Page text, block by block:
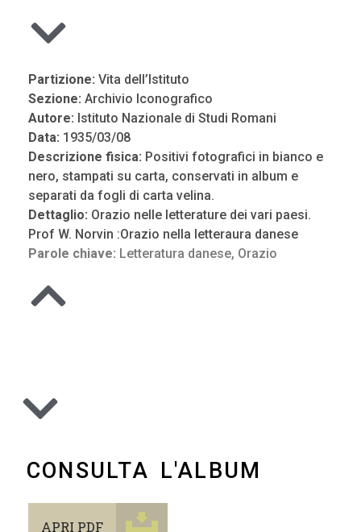
Partizione: Vita dell’Istituto
Sezione: Archivio Iconografico
Autore: Istituto Nazionale di Studi Romani
Data: 1935/03/08
Descrizione fisica: Positivi fotografici in bianco e
nero, stampati su carta, conservati in album e
separati da fogli di carta velina.
Dettaglio: Orazio nelle letterature dei vari paesi.
Prof W. Norvin :Orazio nella letteraura danese
Parole chiave: Letteratura danese, Orazio
CONSULTA L'ALBUM
APRI PDF